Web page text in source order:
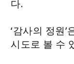
다.
‘감사의 정원
시도로 볼 수